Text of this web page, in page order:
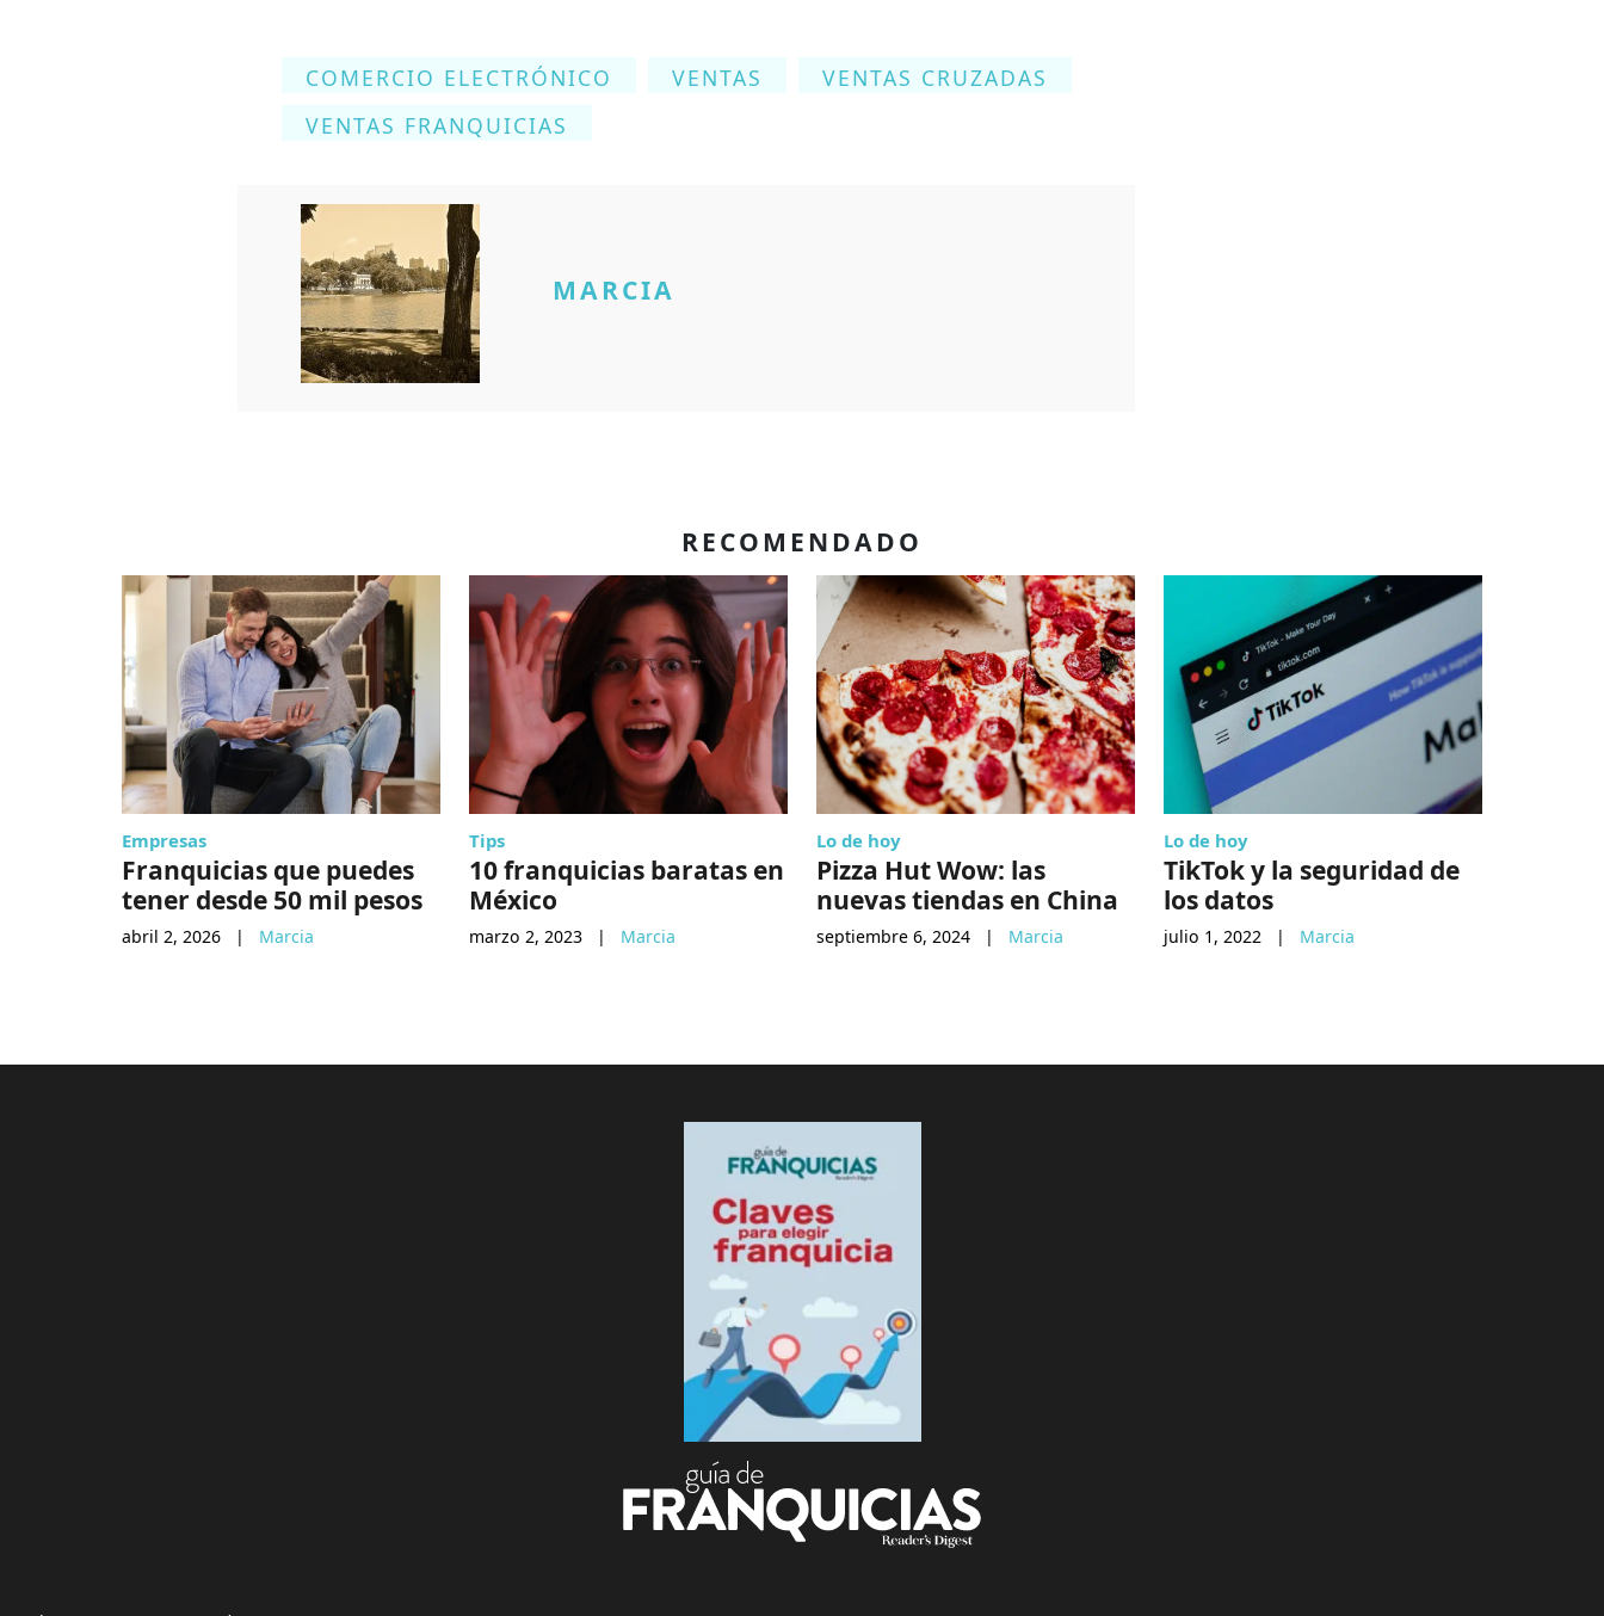
COMERCIO ELECTRÓNICO VENTAS
VENTAS CRUZADAS
VENTAS FRANQUICIAS
MARCIA
RECOMENDADO
Empresas
Franquicias que puedes
tener desde 50 mil pesos
abril 2, 2026 | Marcia
Tips
10 franquicias baratas en
México
marzo 2, 2023 | Marcia
Lo de hoy
Pizza Hut Wow: las
nuevas tiendas en China
septiembre 6, 2024 | Marcia
Lo de hoy
TikTok y la seguridad de
los datos
julio 1, 2022 | Marcia